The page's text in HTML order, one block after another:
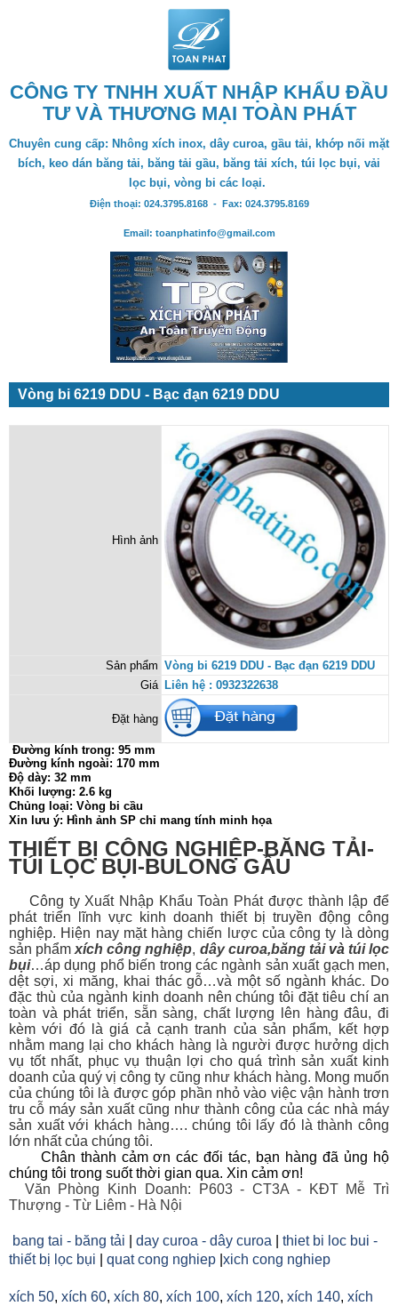
CÔNG TY TNHH XUẤT NHẬP KHẨU ĐẦU
TƯ VÀ THƯƠNG MẠI TOÀN PHÁT
Chuyên cung cấp: Nhông xích inox, dây curoa, gầu tải, khớp nối mặt
bích, keo dán băng tải, băng tải gầu, băng tải xích, túi lọc bụi, vải
lọc bụi, vòng bi các loại.
Điện thoại: 024.3795.8168 - Fax: 024.3795.8169
Email: toanphatinfo@gmail.com
Vòng bi 6219 DDU - Bạc đạn 6219 DDU
Hình ảnh
Sản phẩm Vòng bi 6219 DDU - Bạc đạn 6219 DDU
Giá Liên hệ : 0932322638
Đặt hàng
Đường kính trong: 95 mm
Đường kính ngoài: 170 mm
Độ dày: 32 mm
Khối lượng: 2.6 kg
Chủng loại: Vòng bi cầu
Xin lưu ý: Hình ảnh SP chỉ mang tính minh họa
THIẾT BỊ CÔNG NGHIỆP-BĂNG TẢI-
TÚI LỌC BỤI-BULONG GẦU
Công ty Xuất Nhập Khẩu Toàn Phát được thành lập để
phát triển lĩnh vực kinh doanh thiết bị truyền động công
nghiệp. Hiện nay mặt hàng chiến lược của công ty là dòng
sản phẩm xích công nghiệp, dây curoa,băng tảivàtúi lọc
bụi…áp dụng phổ biến trong các ngành sản xuất gạch men,
dệt sợi, xi măng, khai thác gỗ…và một số ngành khác. Do
đặc thù của ngành kinh doanh nên chúng tôi đặt tiêu chí an
toàn và phát triển, sẵn sàng, chất lượng lên hàng đâu, đi
kèm với đó là giá cả cạnh tranh của sản phẩm, kết hợp
nhằm mang lại cho khách hàng là người được hưởng dịch
vụ tốt nhất, phục vụ thuận lợi cho quá trình sản xuất kinh
doanh của quý vị công ty cũng như khách hàng. Mong muốn
của chúng tôi là được góp phần nhỏ vào việc vận hành trơn
tru cỗ máy sản xuất cũng như thành công của các nhà máy
sản xuất với khách hàng…. chúng tôi lấy đó là thành công
lớn nhất của chúng tôi.
Chân thành cảm ơn các đối tác, bạn hàng đã ủng hộ
chúng tôi trong suốt thời gian qua. Xin cảm ơn!
Văn Phòng Kinh Doanh: P603 - CT3A - KĐT Mễ Trì
Thượng - Từ Liêm - Hà Nội
bang tai - băng tải day curoa - dây curoa
thiet bi loc bui -
thiết bị lọc bụi
quat cong nghiep xich cong nghiep
xích 50, xích 60, xích 80, xích 100, xích 120, xích 140, xích